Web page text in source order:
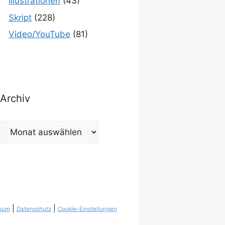
Skript (228)
Video/YouTube (81)
Archiv
Archiv
| Datenschutz| Cookie-Einstellungen